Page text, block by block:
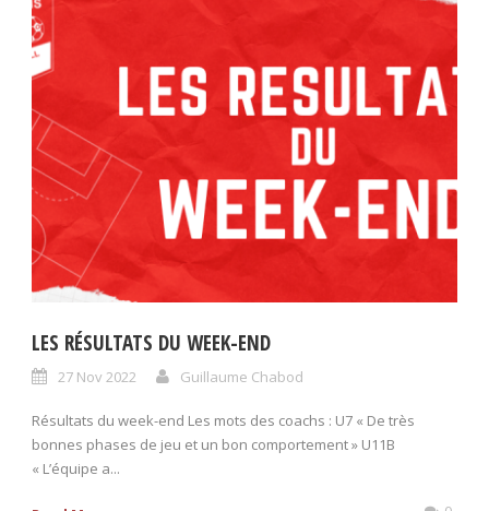
LES RÉSULTATS DU WEEK-END
27 Nov 2022 Guillaume Chabod
Résultats du week-end Les mots des coachs : U7 « De très
bonnes phases de jeu et un bon comportement » U11B
« L’équipe a...